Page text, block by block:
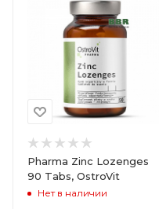
Pharma Zinc Lozenges
90 Tabs, OstroVit
Нет в наличии